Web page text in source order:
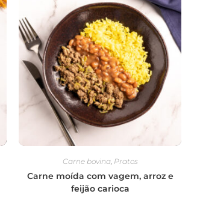
Carne bovina, Pratos
Carne moída com vagem, arroz e
feijão carioca